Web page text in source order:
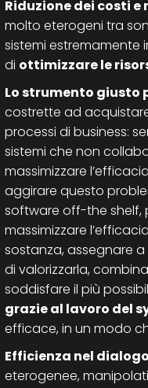
Riduzione dei costi
molto eterogeni tra
sistemi estremamente
di ottimizzare le
Lo strumento giusto
costrette ad
processi di business:
sistemi che non
massimizzare
aggirare questo
software off-the shelf,
massimizzare
sostanza, assegnare
di valorizzarla,
soddisfare il più
grazie al lavoro del
efficace, in un modo
Efficienza nel
eterogenee,